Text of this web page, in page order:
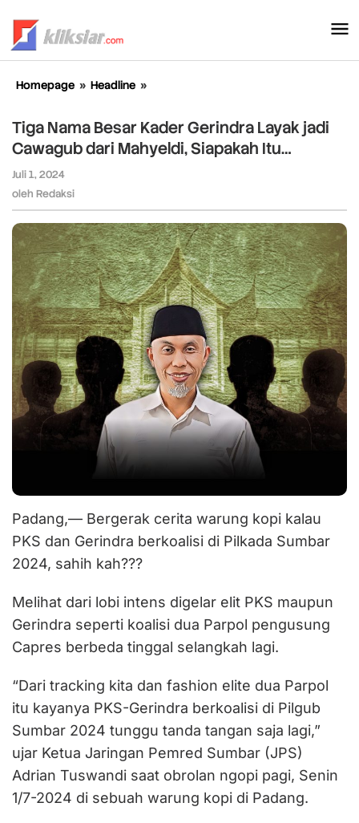
konten
Homepage » Headline »
Besar
Kader
Gerindra
dari
Mahyeldi,
Siapakah
Itu...
Tiga Nama Besar Kader Gerindra Layak jadi
Cawagub dari Mahyeldi, Siapakah Itu…
Juli 1, 2024
Redaksi
oleh Redaksi
Padang,— Bergerak cerita warung kopi kalau
PKS dan Gerindra berkoalisi di Pilkada Sumbar
2024, sahih kah???
Melihat dari lobi intens digelar elit PKS maupun
Gerindra seperti koalisi dua Parpol pengusung
Capres berbeda tinggal selangkah lagi.
“Dari tracking kita dan fashion elite dua Parpol
itu kayanya PKS-Gerindra berkoalisi di Pilgub
Sumbar 2024 tunggu tanda tangan saja lagi,”
ujar Ketua Jaringan Pemred Sumbar (JPS)
Adrian Tuswandi saat obrolan ngopi pagi, Senin
1/7-2024 di sebuah warung kopi di Padang.